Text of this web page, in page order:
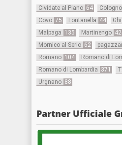
Cividate al Piano 64
Covo 75 Fontanella 44
Malpaga 135 Martinengo
Mornico al Serio 62
Romano 104 Romano di
Romano di Lombardia 371
Urgnano 88
Partner Ufficiale